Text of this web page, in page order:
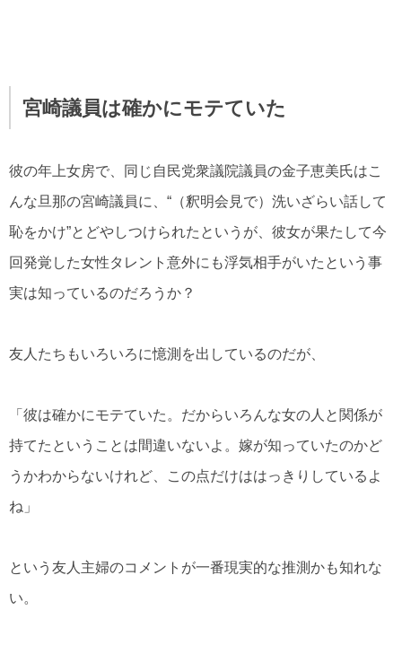
宮崎議員は確かにモテていた
彼の年上女房で、同じ自民党衆議院議員の金子恵美氏はこ
んな旦那の宮崎議員に、“（釈明会見で）洗いざらい話して
恥をかけ”とどやしつけられたというが、彼女が果たして今
回発覚した女性タレント意外にも浮気相手がいたという事
実は知っているのだろうか？
友人たちもいろいろに憶測を出しているのだが、
「彼は確かにモテていた。だからいろんな女の人と関係が
持てたということは間違いないよ。嫁が知っていたのかど
うかわからないけれど、この点だけははっきりしているよ
ね」
という友人主婦のコメントが一番現実的な推測かも知れな
い。